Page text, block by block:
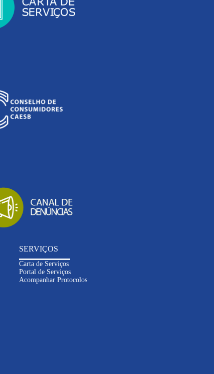
SERVIÇOS
Carta de Serviços
Portal de Serviços
Acompanhar Protocolos